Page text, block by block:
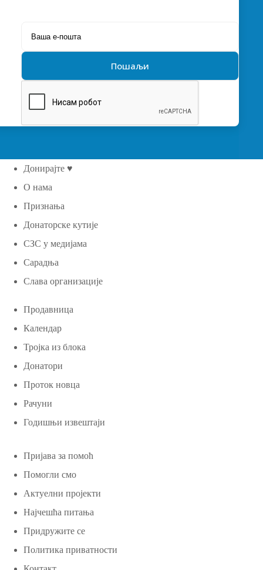
Донирајте ♥
О нама
Признања
Донаторске кутије
СЗС у медијама
Сарадња
Слава организације
Продавница
Календар
Тројка из блока
Донатори
Проток новца
Рачуни
Годишњи извештаји
Пријава за помоћ
Помогли смо
Актуелни пројекти
Најчешћа питања
Придружите се
Политика приватности